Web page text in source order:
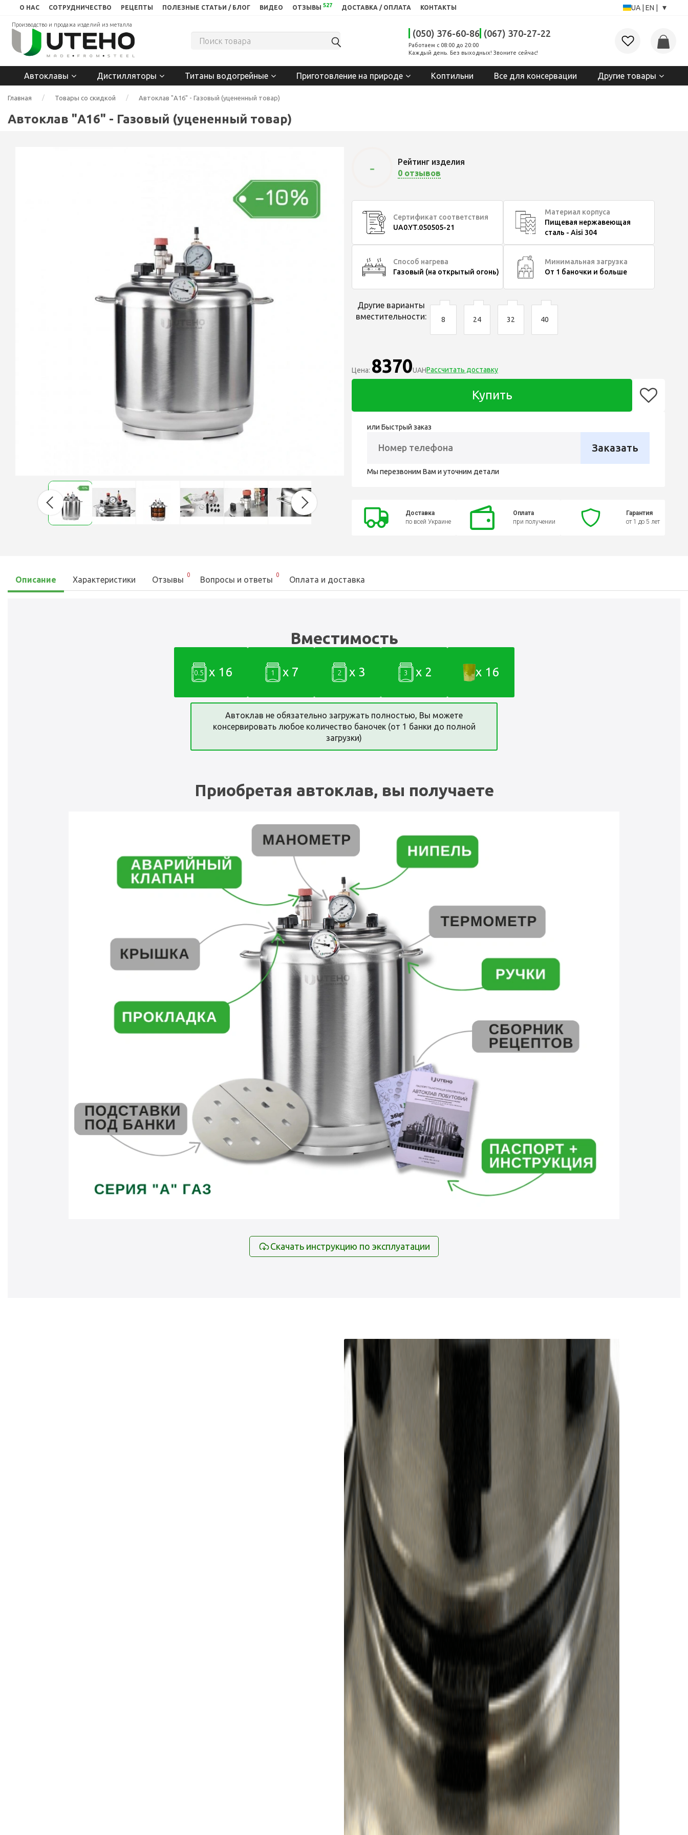
О НАС СОТРУДНИЧЕСТВО РЕЦЕПТЫ ПОЛЕЗНЫЕ СТАТЬИ / БЛОГ ВИДЕО ОТЗЫВЫ 527 ДОСТАВКА / ОПЛАТА КОНТАКТЫ UA EN ▾
Производство и продажа изделий из металла
(050) 376-60-86 (067) 370-27-22
Работаем с 08:00 до 20:00
Каждый день. Без выходных! Звоните сейчас!
Автоклавы Дистилляторы Титаны водогрейные Приготовление на природе Коптильни Все для консервации Другие товары
Главная Товары со скидкой Автоклав "А16" - Газовый (уцененный товар)
Автоклав "А16" - Газовый (уцененный товар)
-
Рейтинг изделия
0 отзывов
Сертификат соответствия
UA0.YT.050505-21
Материал корпуса
Пищевая нержавеющая
сталь - Aisi 304
Способ нагрева
Газовый (на открытый огонь)
Минимальная загрузка
От 1 баночки и больше
Другие варианты
вместительности:
8 24 32 40
Цена: 8370UAHРассчитать доставку
Купить
или Быстрый заказ
Заказать
Мы перезвоним Вам и уточним детали
Доставка
по всей Украине
Оплата
при получении
Гарантия
от 1 до 5 лет
Описание Характеристики Отзывы
0
Вопросы и ответы
0
Оплата и доставка
Вместимость
0.5 x 16 1 x 7 2 x 3 3 x 2 x 16
Автоклав не обязательно загружать полностью, Вы можете
консервировать любое количество баночек (от 1 банки до полной
загрузки)
Приобретая автоклав, вы получаете
Скачать инструкцию по эксплуатации